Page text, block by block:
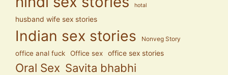
hotal
husband wife sex stories
Indian sex stories Nonveg Story
office anal fuck Office sex office sex stories
Oral Sex Savita bhabhi